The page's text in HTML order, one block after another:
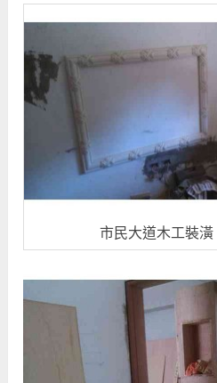
市民大道木工裝潢